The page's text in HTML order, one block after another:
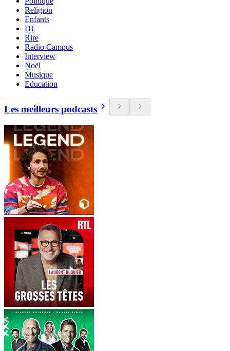
Religion
Enfants
DJ
Rire
Radio Campus
Interview
Noël
Musique
Education
Les meilleurs podcasts